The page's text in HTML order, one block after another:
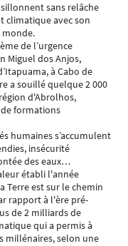
sans relâche
climatique avec son
de l’urgence
Miguel dos Anjos,
à Cabo de
a souillé quelque 2 000
d'Abrolhos,
formations
humaines s’accumulent
insécurité
des eaux…
établi l'année
Terre est sur le chemin
rapport à l'ère pré-
de 2 milliards de
qui a permis à
millénaires, selon une